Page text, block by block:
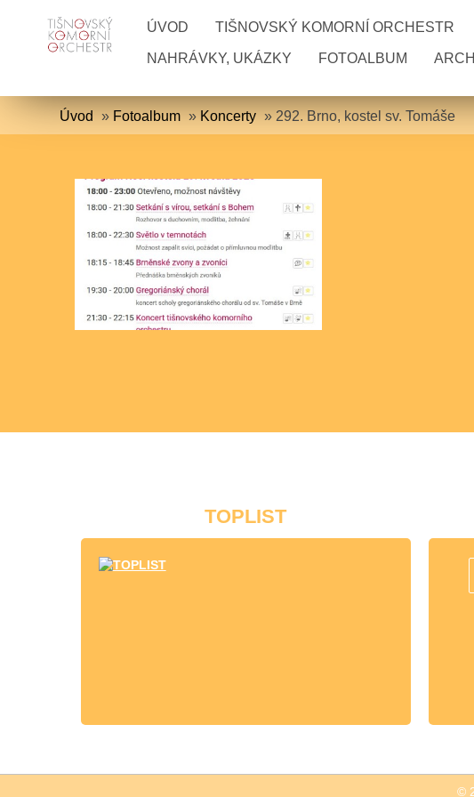
ÚVOD TIŠNOVSKÝ KOMORNÍ ORCHESTR
NAHRÁVKY, UKÁZKY FOTOALBUM
Úvod » Fotoalbum » Koncerty » 292. Brno, kostel sv. Tomáše
TOPLIST
©